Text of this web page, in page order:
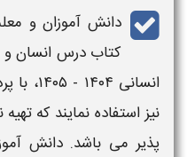
دانش آموزان و
کتاب درس انسان
انسانی ۱۴۰۴ - ۱۴۰۵
، با
نیز استفاده نمایند که
پذیر می باشد. دانش